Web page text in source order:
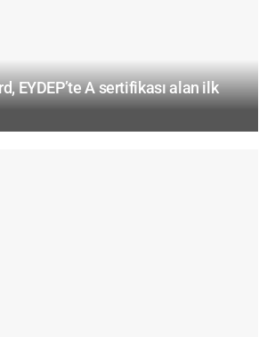
EYDEP’te A sertifikası alan ilk